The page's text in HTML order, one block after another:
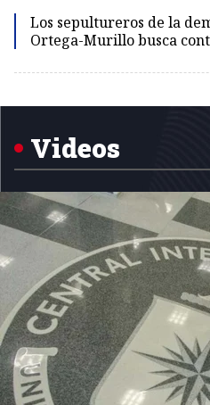
Los sepultureros de la
Ortega-Murillo busca
Videos